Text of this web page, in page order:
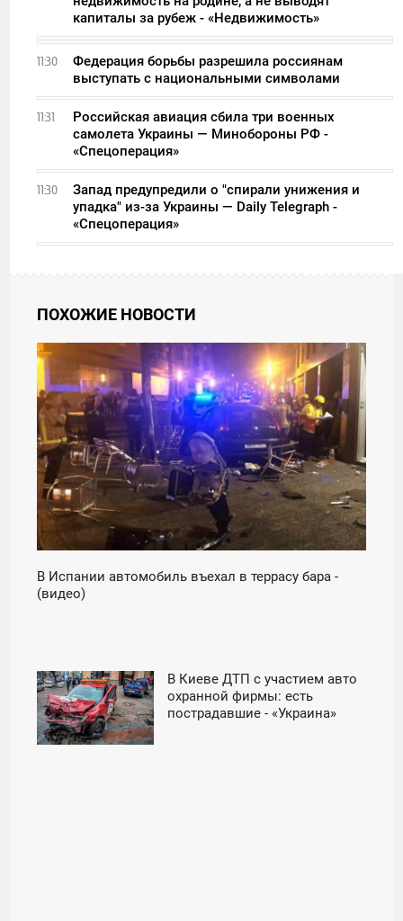
капиталы за рубеж - «Недвижимость»
11:30
Федерация борьбы разрешила россиянам
выступать с национальными символами
11:31
Российская авиация сбила три военных
самолета Украины — Минобороны РФ -
«Спецоперация»
11:30
Запад предупредили о "спирали унижения и
упадка" из-за Украины — Daily Telegraph -
«Спецоперация»
ПОХОЖИЕ НОВОСТИ
В Испании автомобиль въехал в террасу бара -
(видео)
В Киеве ДТП с участием авто
охранной фирмы: есть
пострадавшие - «Украина»